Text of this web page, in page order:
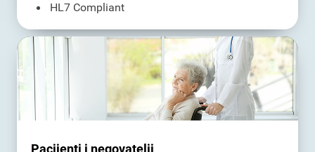
HL7 Compliant
Pacijenti i negovatelji